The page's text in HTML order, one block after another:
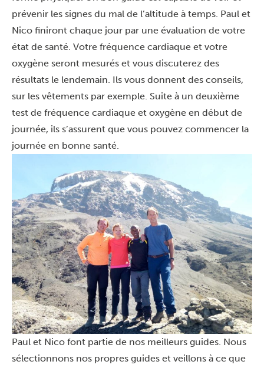
prévenir les signes du mal de l’altitude à temps. Paul et
Nico finiront chaque jour par une évaluation de votre
état de santé. Votre fréquence cardiaque et votre
oxygène seront mesurés et vous discuterez des
résultats le lendemain. Ils vous donnent des conseils,
sur les vêtements par exemple. Suite à un deuxième
test de fréquence cardiaque et oxygène en début de
journée, ils s’assurent que vous pouvez commencer la
journée en bonne santé.
Paul et Nico font partie de nos meilleurs guides. Nous
sélectionnons nos propres guides et veillons à ce que